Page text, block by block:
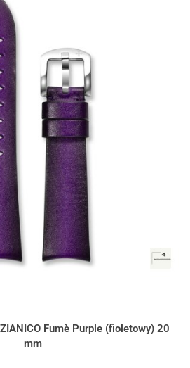
Fumè Purple (fioletowy) 20
mm